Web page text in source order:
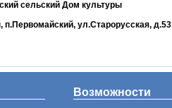
сельский Дом культуры
п.Первомайский, ул.Старорусская, д.53
Возможности